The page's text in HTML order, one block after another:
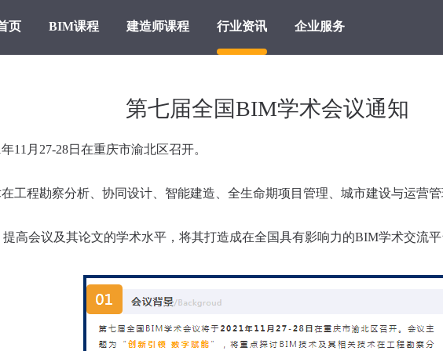
页 BIM课程 建造师课程 行业资讯 企业服务
第七届全国BIM学术会议通知
月27-28日在重庆市渝北区召开。
程勘察分析、协同设计、智能建造、全生命期项目管理、城市建设与运营
高会议及其论文的学术水平，将其打造成在全国具有影响力的BIM学术交流